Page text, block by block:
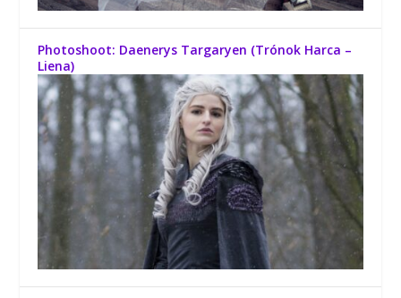
Photoshoot: Daenerys Targaryen (Trónok Harca –
Liena)